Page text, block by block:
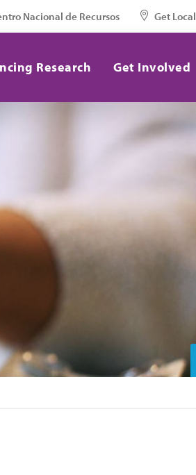
Nacional de Recursos Get Local
Research Get Involved